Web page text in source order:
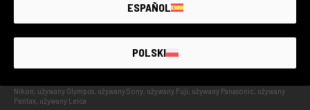
Nikon, używany Olympus, używany Sony, używany Fuji, używany Panasonic, używany
Pentax, używany Leica
ESPAÑOL
POLSKI